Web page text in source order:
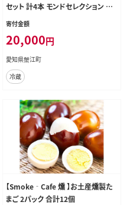
セット 計4本 モンドセレクション 卵
職人 手作り だし 柳橋市場 和食 朝
料無料 愛知県 蟹江町
寄付金額
20,000円
愛知県蟹江町
冷蔵
【Smoke‐Cafe 燻 】お土産燻製た
まご 2パック 合計12個